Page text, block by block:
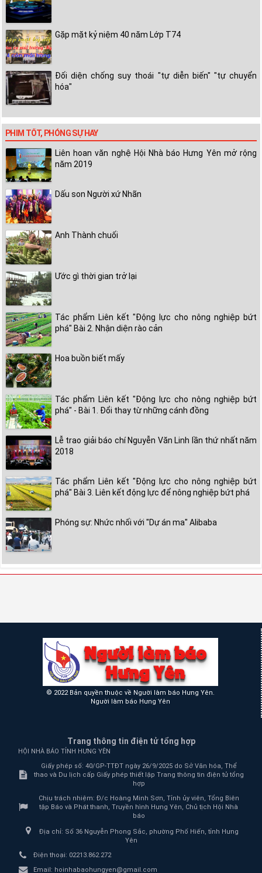
Gặp mặt kỷ niệm 40 năm Lớp T74
Đối diện chống suy thoái "tự diễn biến" "tự chuyển
hóa"
PHIM TỐT, PHÓNG SỰ HAY
Liên hoan văn nghệ Hội Nhà báo Hưng Yên mở rộng
năm 2019
Dấu son Người xứ Nhãn
Anh Thành chuối
Ước gì thời gian trở lại
Tác phẩm Liên kết "Động lực cho nông nghiệp bứt
phá" Bài 2. Nhận diện rào cản
Hoa buồn biết mấy
Tác phẩm Liên kết "Động lực cho nông nghiệp bứt
phá" - Bài 1. Đổi thay từ những cánh đồng
Lễ trao giải báo chí Nguyễn Văn Linh lần thứ nhất năm
2018
Tác phẩm Liên kết "Động lực cho nông nghiệp bứt
phá" Bài 3. Liên kết động lực để nông nghiệp bứt phá
Phóng sự: Nhức nhối với "Dự án ma" Alibaba
© 2022 Bản quyền thuộc về Người làm báo Hưng Yên.
Người làm báo Hưng Yên
Trang thông tin điện tử tổng hợp
HỘI NHÀ BÁO TỈNH HƯNG YÊN
Giấy phép số: 40/GP-TTĐT ngày 26/9/2025 do Sở Văn hóa, Thể
thao và Du lịch cấp Giấy phép thiết lập Trang thông tin điện tử tổng
hợp
Chịu trách nhiệm: Đ/c Hoàng Minh Sơn, Tỉnh ủy viên, Tổng Biên
tập Báo và Phát thanh, Truyền hình Hưng Yên, Chủ tịch Hội Nhà
báo
Địa chỉ: Số 36 Nguyễn Phong Sắc, phường Phố Hiến, tỉnh Hưng
Yên
Điện thoại: 02213.862.272
Email: hoinhabaohungyen@gmail.com